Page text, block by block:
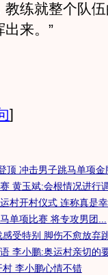
教练就整个队
来。”
]
顶 冲击男子跳马单项金
黄玉斌:会根情况进行
村开村仪式 连称真是
单项比赛 将专攻男团...
受特别 脚伤不愈放弃
李小鹏:奥运村亲切的
李小鹏心情不错